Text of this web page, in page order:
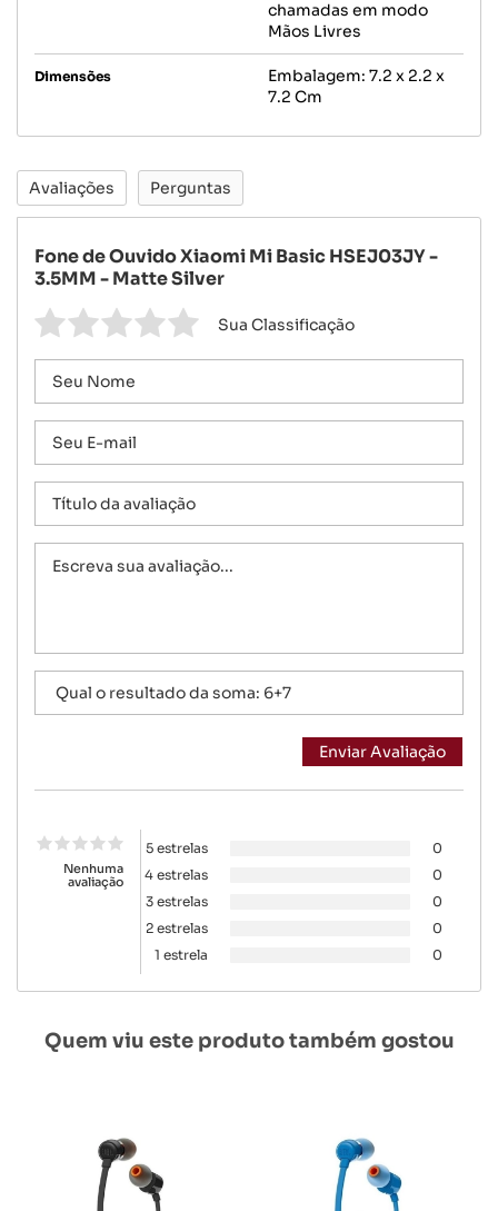
chamadas em modo
Mãos Livres
Dimensões
Embalagem: 7.2 x 2.2 x
7.2 Cm
Avaliações Perguntas
Fone de Ouvido Xiaomi Mi Basic HSEJ03JY -
3.5MM - Matte Silver
Sua Classificação
Nenhuma
avaliação
5 estrelas
0
4 estrelas
0
3 estrelas
0
2 estrelas
0
1 estrela
0
Quem viu este produto também gostou